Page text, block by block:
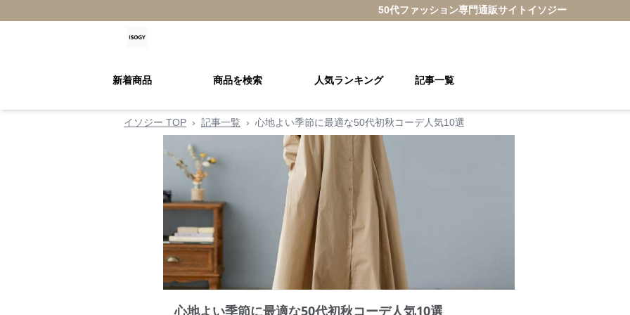
50代ファッション専門通販サイト イソジー
新着商品 商品を検索 人気ランキング 記事一覧
イソジー TOP › 記事一覧 › 心地よい季節に最適な50代初秋コーデ人気10選
心地よい季節に最適な50代初秋コーデ人気10選